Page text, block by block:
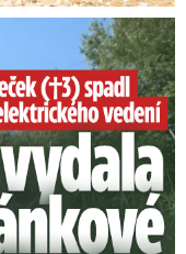
na 16 stran